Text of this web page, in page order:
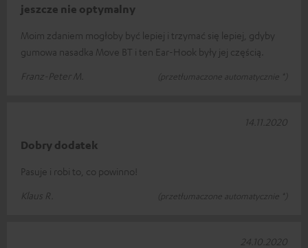
jeszcze nie optymalny
Moim zdaniem mogłoby być lepiej i trzymać się lepiej, gdyby
gumowa nasadka Move BT i ten Ear-Hook były jej częścią.
Franz-Peter M.
(przetłumaczone automatycznie *)
Dobry dodatek
Pasuje i robi to, co powinno!
Klaus R.
(przetłumaczone automatycznie *)
14.11.2020
24.10.2020